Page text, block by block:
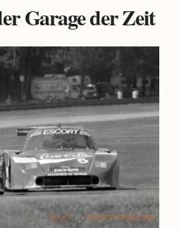
Garage der Zeit